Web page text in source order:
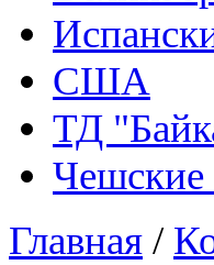
США
ТД
Чешские
Главная /